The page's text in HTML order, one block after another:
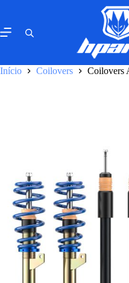
o
conteúdo
Início
Coilovers Coilovers